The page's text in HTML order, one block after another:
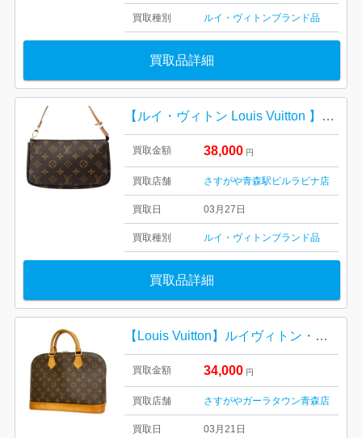
買取種別 ルイ・ヴィトンブランド品
買取品詳細
【ルイ・ヴィトン Louis Vuitton 】ポシェット・アクセシソワール・モノグラム・キャンバス・レディース・ブランド
買取金額 38,000 円
買取店舗 さすがや青森駅ビルラビナ店
買取日 03月27日
買取種別 ルイ・ヴィトンブランド品
買取品詳細
【Louis Vuitton】ルイヴィトン・アルマ・ モノグラム ・ブランドバック
買取金額 34,000 円
買取店舗 さすがやガーラタウン青森店
買取日 03月21日